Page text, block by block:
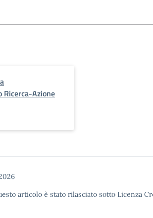
Azione
articolo è stato rilasciato sotto Licenza